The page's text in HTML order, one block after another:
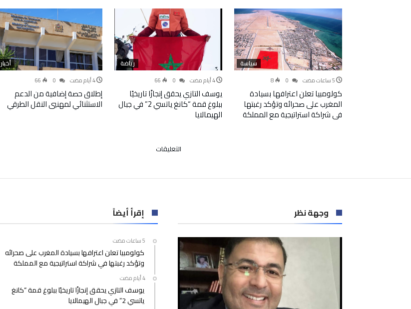
سياسة
8
كولومبيا تعلن اعترافها بسيادة
المغرب على صحرائه وتؤكد رغبتها
في شراكة استراتيجية مع المملكة
رياضة
66
يوسف التازي يحقق إنجازًا تاريخيًا
ببلوغ قمة “كانغ ياتسي 2” في جبال
الهيمالايا
أخبار
66
إطلاق حصة إضافية من الدعم
الاستثنائي لمهنيي النقل الطرقي
التعليقات
لمحاكمة
على
خلفية
نهائي
“كان
2025”
مغلقة
وجهة نظر إقرأ أيضاً
كولومبيا تعلن اعترافها بسيادة المغرب على صحرائه
وتؤكد رغبتها في شراكة استراتيجية مع المملكة
‫‫‫‏‫4 أيام مضت‬
يوسف التازي يحقق إنجازًا تاريخيًا ببلوغ قمة “كانغ
ياتسي 2” في جبال الهيمالايا